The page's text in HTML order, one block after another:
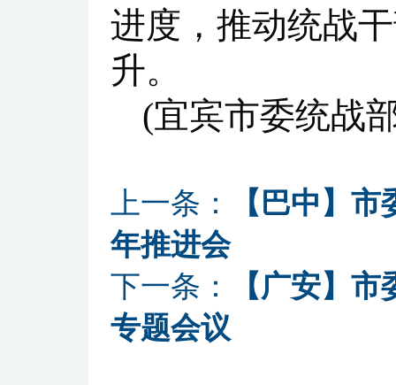
进度，推动统战
升。
(宜宾市委统战
上一条：
【巴中】
年推进会
下一条：
【广安】
专题会议